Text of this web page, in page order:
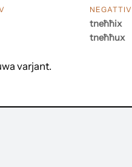
NEGATTIV
tneħħix
tneħħux
varjant.